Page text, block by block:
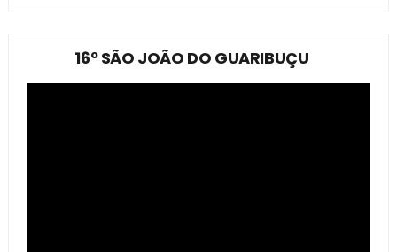
16º SÃO JOÃO DO GUARIBUÇU